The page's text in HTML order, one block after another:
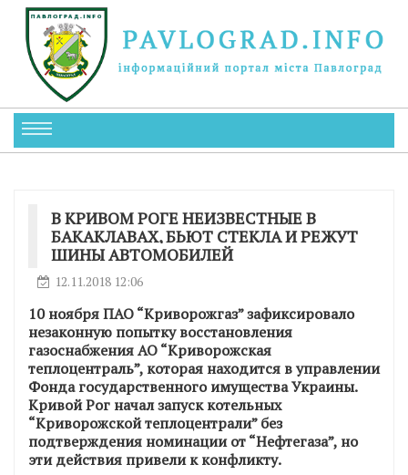
В КРИВОМ РОГЕ НЕИЗВЕСТНЫЕ В
БАКАКЛАВАХ, БЬЮТ СТЕКЛА И РЕЖУТ
ШИНЫ АВТОМОБИЛЕЙ
12.11.2018 12:06
10 ноября ПАО “Криворожгаз” зафиксировало
незаконную попытку восстановления
газоснабжения АО “Криворожская
теплоцентраль”, которая находится в управлении
Фонда государственного имущества Украины.
Кривой Рог начал запуск котельных
“Криворожской теплоцентрали” без
подтверждения номинации от “Нефтегаза”, но
эти действия привели к конфликту.